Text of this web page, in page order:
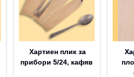
Хартиен плик за
прибори 5/24, кафяв